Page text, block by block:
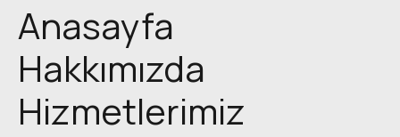
Anasayfa
Hakkımızda
Hizmetlerimiz